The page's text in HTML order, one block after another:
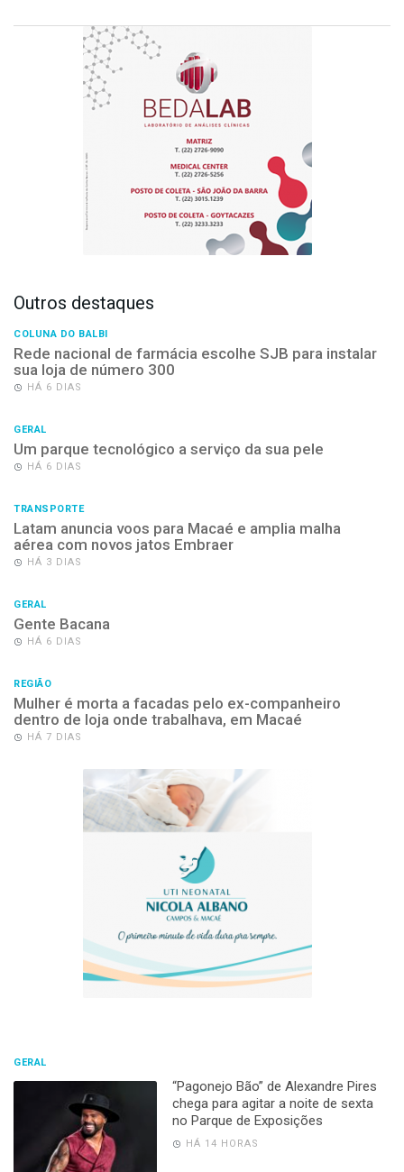
Outros destaques
COLUNA DO BALBI
Rede nacional de farmácia escolhe SJB para instalar
sua loja de número 300
HÁ 6 DIAS
GERAL
Um parque tecnológico a serviço da sua pele
HÁ 6 DIAS
TRANSPORTE
Latam anuncia voos para Macaé e amplia malha
aérea com novos jatos Embraer
HÁ 3 DIAS
GERAL
Gente Bacana
HÁ 6 DIAS
REGIÃO
Mulher é morta a facadas pelo ex-companheiro
dentro de loja onde trabalhava, em Macaé
HÁ 7 DIAS
GERAL
“Pagonejo Bão” de Alexandre Pires
chega para agitar a noite de sexta
no Parque de Exposições
HÁ 14 HORAS